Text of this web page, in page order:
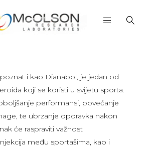
i kao Dianabol, je jedan od
koji se koristi u svijetu sporta.
performansi, povećanje
te ubrzanje oporavka nakon
će raspraviti važnost
među sportašima, kao i